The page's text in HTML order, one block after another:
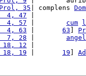
Prol, 35 | complens
4, 47
4, 57
cum
4, 63
63
7, 28
18, 12
18, 19 19 Ad